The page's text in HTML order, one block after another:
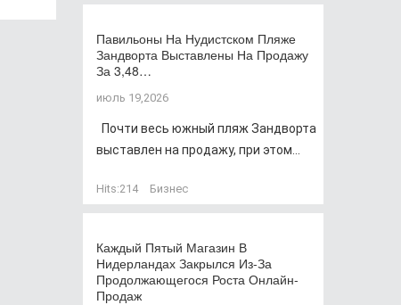
Павильоны На Нудистском Пляже
Зандворта Выставлены На Продажу
За 3,48…
июль 19,2026
Почти весь южный пляж Зандворта
выставлен на продажу, при этом...
Hits:214 Бизнес
Каждый Пятый Магазин В
Нидерландах Закрылся Из-За
Продолжающегося Роста Онлайн-
Продаж